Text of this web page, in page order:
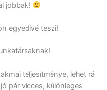
jobbak!
egyedivé teszi!
teljesítménye, lehet rá
pár vicces, különleges